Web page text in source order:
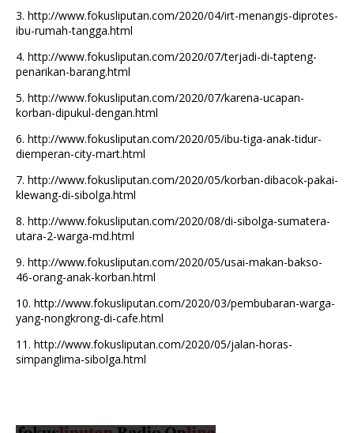
3. http://www.fokusliputan.com/2020/04/irt-menangis-diprotes-
ibu-rumah-tangga.html
4. http://www.fokusliputan.com/2020/07/terjadi-di-tapteng-
penarikan-barang.html
5. http://www.fokusliputan.com/2020/07/karena-ucapan-
korban-dipukul-dengan.html
6. http://www.fokusliputan.com/2020/05/ibu-tiga-anak-tidur-
diemperan-city-mart.html
7. http://www.fokusliputan.com/2020/05/korban-dibacok-pakai-
klewang-di-sibolga.html
8. http://www.fokusliputan.com/2020/08/di-sibolga-sumatera-
utara-2-warga-md.html
9. http://www.fokusliputan.com/2020/05/usai-makan-bakso-
46-orang-anak-korban.html
10. http://www.fokusliputan.com/2020/03/pembubaran-warga-
yang-nongkrong-di-cafe.html
11. http://www.fokusliputan.com/2020/05/jalan-horas-
simpanglima-sibolga.html